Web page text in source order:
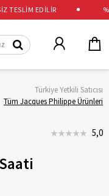
EDİLİR
Türkiye Yetkili Satıcısı
Tüm Jacques Philippe Ürünleri
5,0